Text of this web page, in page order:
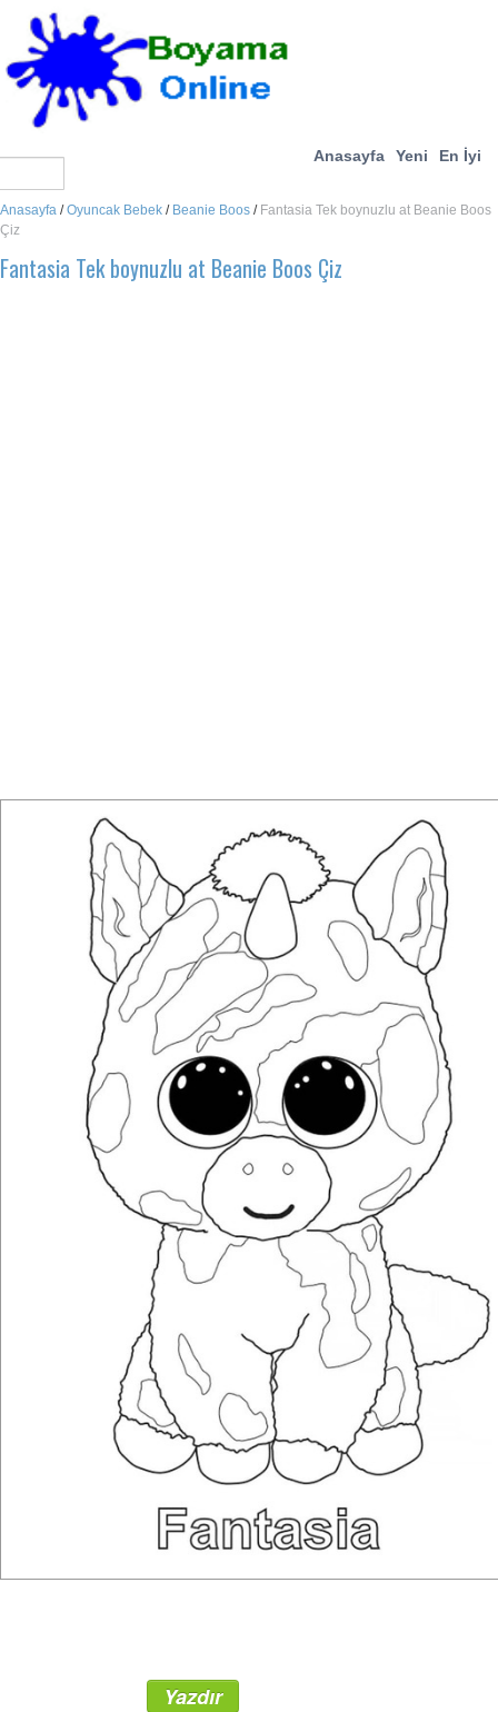
Anasayfa Yeni En İyi
Anasayfa /Oyuncak Bebek / Beanie Boos / Fantasia Tek boynuzlu at Beanie Boos
Çiz
Fantasia Tek boynuzlu at Beanie Boos Çiz
Yazdır